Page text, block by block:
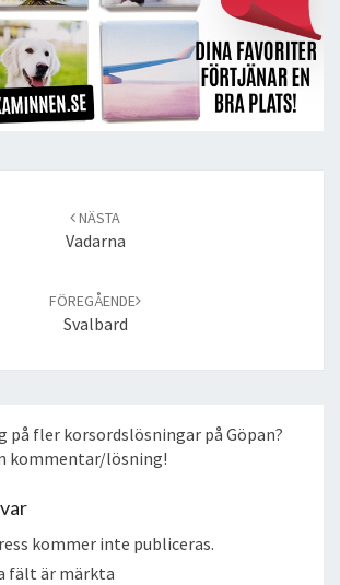
NÄSTA
Vadarna
FÖREGÅENDE
Svalbard
på fler korsordslösningar på Göpan?
kommentar/lösning!
kommer inte publiceras.
fält är märkta